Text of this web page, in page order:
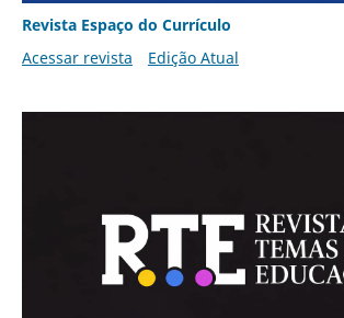
Revista Espaço do Currículo
Acessar revista
Edição Atual